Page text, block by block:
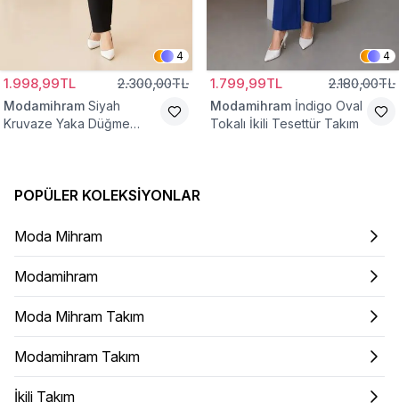
4
1.998,99TL 2.300,00TL
Modamihram Siyah
Kruvaze Yaka Düğme
4
1.799,99TL 2.180,00TL
Modamihram İndigo Oval
Tokalı İkili Tesettür Takım
POPÜLER KOLEKSIYONLAR
Moda Mihram
Modamihram
Moda Mihram Takım
Modamihram Takım
İkili Takım